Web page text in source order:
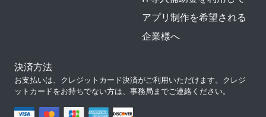
アプリ制作を希望される
企業様へ
決済方法
お支払いは、クレジットカード決済がご利用いただけます。クレジ
ットカードをお持ちでない方は、事務局までご連絡ください。